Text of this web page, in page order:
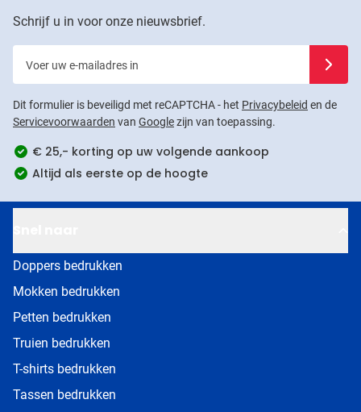
Schrijf u in voor onze nieuwsbrief.
Dit formulier is beveiligd met reCAPTCHA - het Privacybeleid en de
Servicevoorwaarden van Googlezijn van toepassing.
€ 25,- korting op uw volgende aankoop
Altijd als eerste op de hoogte
Doppers bedrukken
Mokken bedrukken
Petten bedrukken
Truien bedrukken
T-shirts bedrukken
Tassen bedrukken